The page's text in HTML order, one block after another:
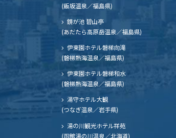
(飯坂温泉／福島県)
鏡が池 碧山亭
(あだたら高原岳温泉／福島県)
伊東園ホテル磐梯向滝
(磐梯熱海温泉／福島県)
伊東園ホテル磐梯和水
(磐梯熱海温泉／福島県)
湯守ホテル大観
(つなぎ温泉／岩手県)
湯の川観光ホテル祥苑
(函館湯の川温泉／北海道)